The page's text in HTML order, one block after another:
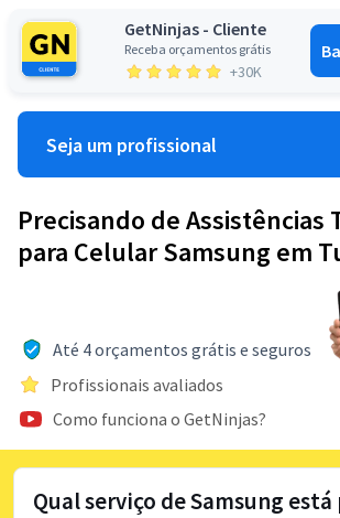
GetNinjas - Cliente
Receba orçamentos grátis
+30K
Seja um profissional
Precisando de Assistências
para Celular Samsung em
Até 4 orçamentos grátis e seguros
Profissionais avaliados
Como funciona o GetNinjas?
Qual serviço de Samsung